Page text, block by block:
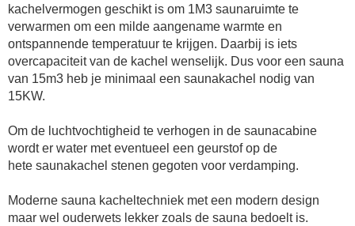
kachelvermogen geschikt is om 1M3 saunaruimte te
verwarmen om een milde aangename warmte en
ontspannende temperatuur te krijgen. Daarbij is iets
overcapaciteit van de kachel wenselijk. Dus voor een sauna
van 15m3 heb je minimaal een saunakachel nodig van
15KW.
Om de luchtvochtigheid te verhogen in de saunacabine
wordt er water met eventueel een geurstof op de
hete saunakachel stenen gegoten voor verdamping.
Moderne sauna kacheltechniek met een modern design
maar wel ouderwets lekker zoals de sauna bedoelt is.